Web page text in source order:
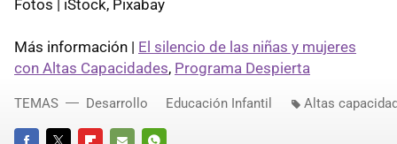
Fotos | iStock, Pixabay
Más información | El silencio de las niñas y mujeres
con Altas Capacidades, Programa Despierta
TEMAS Desarrollo Educación Infantil Altas